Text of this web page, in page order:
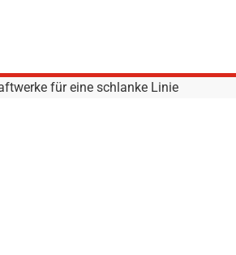
für eine schlanke Linie